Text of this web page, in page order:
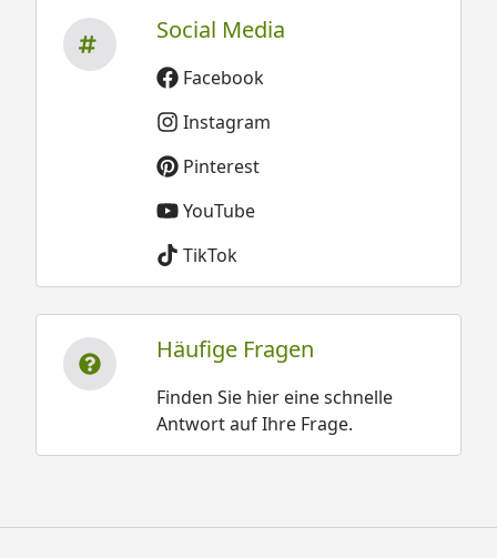
Social Media
Facebook
Instagram
Pinterest
YouTube
TikTok
Häufige Fragen
Finden Sie hier eine schnelle
Antwort auf Ihre Frage.